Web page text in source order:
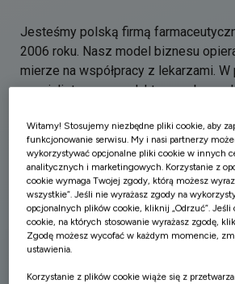
Jesteśmy polską firmą
2006 roku. Nasz model biznesu
mierze na współpracy z lekarzami.
specjalistyczne produkty w
naszej wiedzy i doświadczenia z
Ścisła współpraca ze środowiskiem
umożliwia nam tworzenie
terapeutycznych.
Witamy! Stosujemy niezbędne pliki cookie, aby
funkcjonowanie serwisu. My i nasi partnerzy
wykorzystywać opcjonalne pliki cookie w innych
analitycznych i marketingowych. Korzystanie z
cookie wymaga Twojej zgody, którą możesz
wszystkie”. Jeśli nie wyrażasz zgody na
opcjonalnych plików cookie, kliknij „Odrzuć”. Jeśli
cookie, na których stosowanie wyrażasz zgodę,
Zgodę możesz wycofać w każdym momencie,
ustawienia.
Korzystanie z plików cookie wiąże się z